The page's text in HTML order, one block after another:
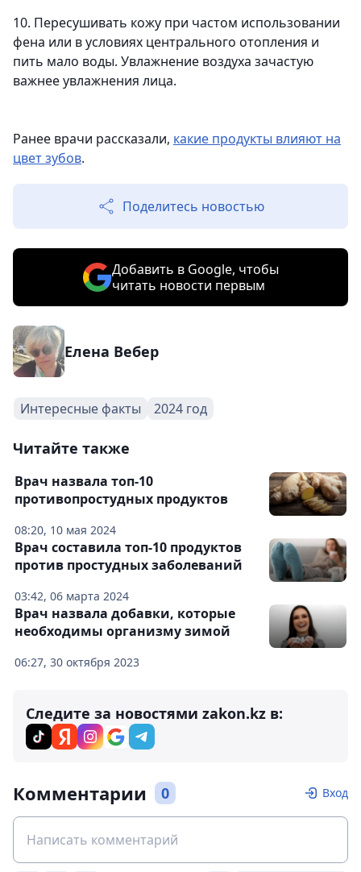
10. Пересушивать кожу при частом использовании
фена или в условиях центрального отопления и
пить мало воды. Увлажнение воздуха зачастую
важнее увлажнения лица.
Ранее врачи рассказали, какие продукты влияют на
цвет зубов.
Поделитесь новостью
Добавить в Google, чтобы
читать новости первым
Елена Вебер
Интересные факты 2024 год
Читайте также
08:20, 10 мая 2024
Врач назвала топ-10
противопростудных продуктов
03:42, 06 марта 2024
Врач составила топ-10 продуктов
против простудных заболеваний
06:27, 30 октября 2023
Врач назвала добавки, которые
необходимы организму зимой
Следите за новостями zakon.kz в:
Комментарии 0 Вход